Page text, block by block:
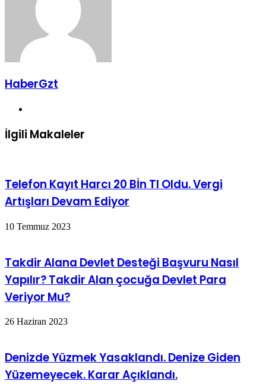
HaberGzt
İlgili Makaleler
Telefon Kayıt Harcı 20 Bİn Tl Oldu. Vergi
Artışları Devam Ediyor
10 Temmuz 2023
Takdir Alana Devlet Desteği Başvuru Nasıl
Yapılır? Takdir Alan çocuğa Devlet Para
Veriyor Mu?
26 Haziran 2023
Denizde Yüzmek Yasaklandı. Denize Giden
Yüzemeyecek. Karar Açıklandı.